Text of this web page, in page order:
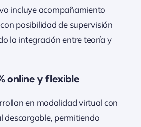
incluye acompañamiento
posibilidad de supervisión
la integración entre teoría y
online y flexible
en modalidad virtual con
descargable, permitiendo